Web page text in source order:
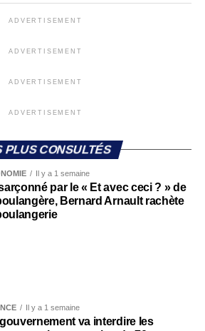
ADVERTISEMENT
ADVERTISEMENT
ADVERTISEMENT
ADVERTISEMENT
PLUS CONSULTÉS
Il y a 1 semaine
par le « Et avec ceci ? » de
Bernard Arnault rachète
Il y a 1 semaine
va interdire les